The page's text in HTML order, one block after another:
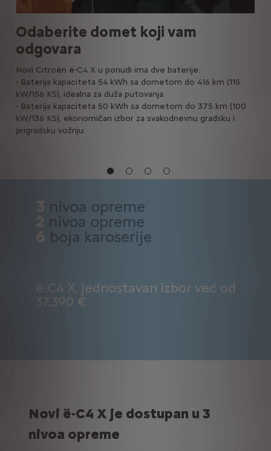
Odaberite domet koji vam
odgovara
Novi Citroën ë-C4 X u ponudi ima dve baterije:
- Baterija kapaciteta 54 kWh sa dometom do 416 km (115
kW/156 KS), idealna za duža putovanja.
- Baterija kapaciteta 50 kWh sa dometom do 375 km (100
kW/136 KS), ekonomičan izbor za svakodnevnu gradsku i
prigradsku vožnju.
3 nivoa opreme
2 nivoa opreme
6 boja karoserije
ë-C4 X, jednostavan izbor već od
37.390 €
Novi ë-C4 X je dostupan u 3
nivoa opreme